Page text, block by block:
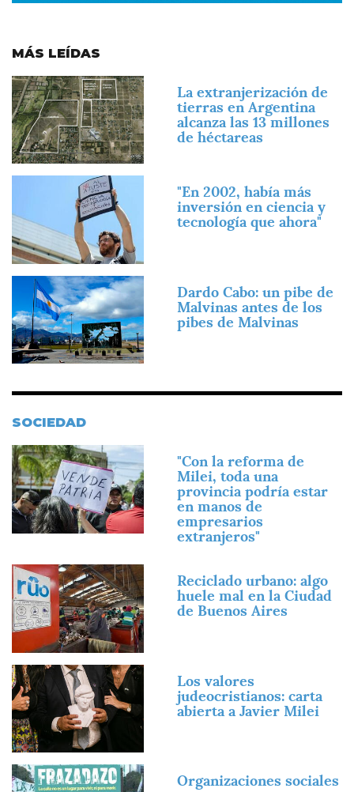
MÁS LEÍDAS
Imagen
La extranjerización de
tierras en Argentina
alcanza las 13 millones
de héctareas
"En 2002, había más
inversión en ciencia y
tecnología que ahora"
Imagen
Dardo Cabo: un pibe de
Malvinas antes de los
pibes de Malvinas
SOCIEDAD
Imagen
"Con la reforma de
Milei, toda una
provincia podría estar
en manos de
empresarios
extranjeros"
Imagen
Reciclado urbano: algo
huele mal en la Ciudad
de Buenos Aires
Imagen
Los valores
judeocristianos: carta
abierta a Javier Milei
Imagen
Organizaciones sociales